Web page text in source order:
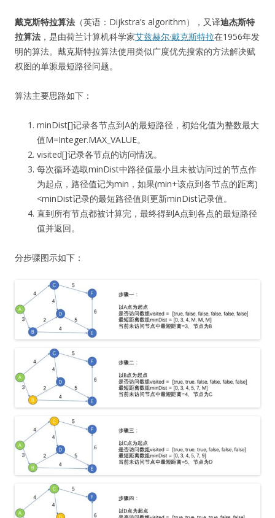
戴克斯特拉算法 （英语：Dijkstra’s algorithm），又译迪杰斯特
拉算法 ，是由荷兰计算机科学家艾兹赫尔·戴克斯特拉在1956年发
明的算法。戴克斯特拉算法使用类似广度优先搜索的方法解决赋
权图的单源最短路径问题。
算法主要思路如下：
minDist[]记录各节点到A的最短路径，初始化值为整数最大
值M=Integer.MAX_VALUE。
visited[]记录各节点的访问情况。
每次循环选取minDist中路径值最小且未被访问过的节点作
为起点，路径值记为min，如果(min+该点到各节点的距离)
<minDist记录的最短路径值则更新minDist记录值。
直到所有节点都被计算完，最终得到A点到各点的最短路径
值并返回。
分步骤图示如下：